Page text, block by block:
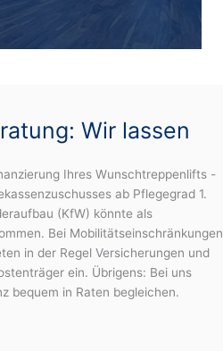
Wir lassen
Ihres Wunschtreppenlifts -
ab Pflegegrad 1.
(KfW) könnte als
Bei Mobilitätseinschränkungen
in der Regel Versicherungen und
ein. Übrigens: Bei uns
bequem in Raten begleichen.